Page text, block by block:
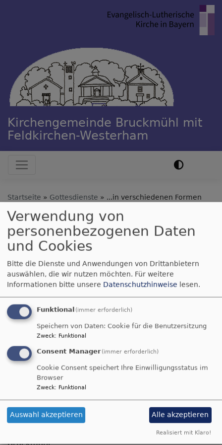
Kirchengemeinde Bruckmühl mit
Feldkirchen-Westerham
Hauptnavigation
Startseite Gottesdienste ...in verschiedenen Formen
...in verschiedenen
Formen
Für alle, die lieber zu einer anderen Uhrzeit, an einem
anderen Tag oder mit einer anderen Musik Gottesdienst
feiern, bieten wir Gottesdienste in verschiedenen Formen
OASE-GOTTESDIENST IN FELDKIRCHEN
...der etwas @ndere Gottesdienst
FEIER-ABEND-GOTTESDIENST
in der evang. Kirche "Kapelle Zum Guten Hirten" in
Bad Feilnbach und in der Johanneskirche in
Verwendung von
personenbezogenen Daten
und Cookies
Bitte die Dienste und Anwendungen von Drittanbietern
auswählen, die wir nutzen möchten. Für weitere
Informationen bitte unsere Datenschutzhinweise lesen.
Funktional (immer erforderlich)
Speichern von Daten: Cookie für die Benutzersitzung
Zweck: Funktional
Consent Manager (immer erforderlich)
Cookie Consent speichert Ihre Einwilligungsstatus im
Browser
Zweck: Funktional
Auswahl akzeptieren Alle akzeptieren
Realisiert mit Klaro!